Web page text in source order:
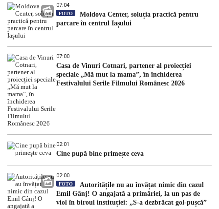
07:04
FOTO
Moldova Center, soluția practică pentru
parcare în centrul Iașului
07:00
Casa de Vinuri Cotnari, partener al proiecției
speciale „Mă mut la mama”, în închiderea
Festivalului Serile Filmului Românesc 2026
02:01
Cine pupă bine primește ceva
02:00
FOTO
Autoritățile nu au învățat nimic din cazul
Emil Gânj! O angajată a primăriei, la un pas de
viol în biroul instituției: „S-a dezbrăcat gol-pușcă”